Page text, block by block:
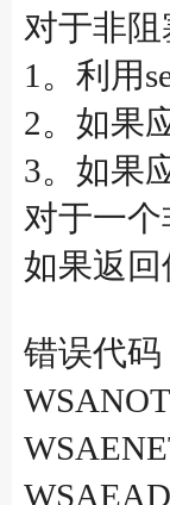
对于非
1。利用
2。如果
3。如果
对于一
如果返回
错误代码